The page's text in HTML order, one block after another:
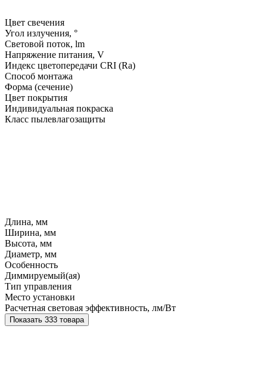
Цвет свечения
Угол излучения, °
Световой поток, lm
Напряжение питания, V
Индекс цветопередачи CRI (Ra)
Способ монтажа
Форма (сечение)
Цвет покрытия
Индивидуальная покраска
Класс пылевлагозащиты
Длина, мм
Ширина, мм
Высота, мм
Диаметр, мм
Особенность
Диммируемый(ая)
Тип управления
Место установки
Расчетная световая эффективность, лм/Вт
Показать 333 товара